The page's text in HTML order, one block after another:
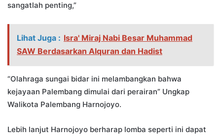
sangatlah penting,”
Lihat Juga : Isra' Miraj Nabi Besar Muhammad
SAW Berdasarkan Alquran dan Hadist
“Olahraga sungai bidar ini melambangkan bahwa
kejayaan Palembang dimulai dari perairan” Ungkap
Walikota Palembang Harnojoyo.
Lebih lanjut Harnojoyo berharap lomba seperti ini dapat